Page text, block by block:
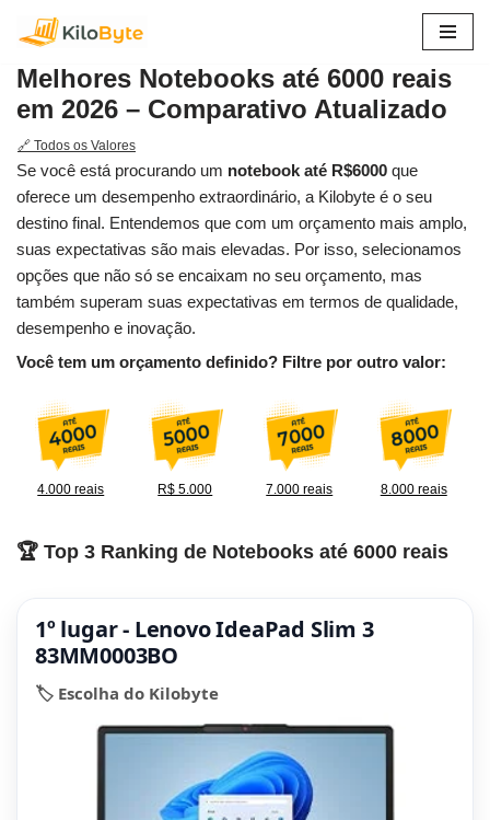
para
o
conteúdo
Melhores Notebooks até 6000 reais
em 2026 – Comparativo Atualizado
🔗 Todos os Valores
Se você está procurando um notebook até R$6000 que
oferece um desempenho extraordinário, a Kilobyte é o seu
destino final. Entendemos que com um orçamento mais amplo,
suas expectativas são mais elevadas. Por isso, selecionamos
opções que não só se encaixam no seu orçamento, mas
também superam suas expectativas em termos de qualidade,
desempenho e inovação.
Você tem um orçamento definido? Filtre por outro valor:
4.000 reais R$ 5.000 7.000 reais 8.000 reais
🏆 Top 3 Ranking de Notebooks até 6000 reais
1º lugar - Lenovo IdeaPad Slim 3
83MM0003BO
🏷️ Escolha do Kilobyte